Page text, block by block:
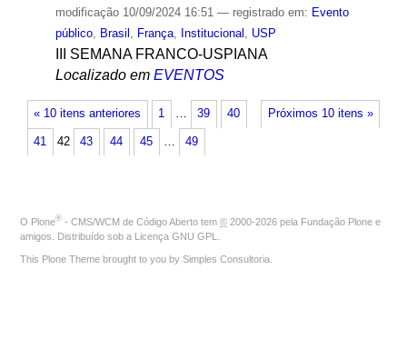
modificação10/09/2024 16:51 — registrado em: Evento
público, Brasil , França, Institucional , USP
III SEMANA FRANCO-USPIANA
Localizado em EVENTOS
« 10 itens anteriores Próximos 10 itens »
1 … 39 40
41 42 43 44 45 … 49
O Plone® - CMS/WCM de Código Aberto tem © 2000-2026 pela Fundação Plone e
amigos. Distribuído sob a Licença GNU GPL
This Plone Theme brought to you by Simples Consultoria